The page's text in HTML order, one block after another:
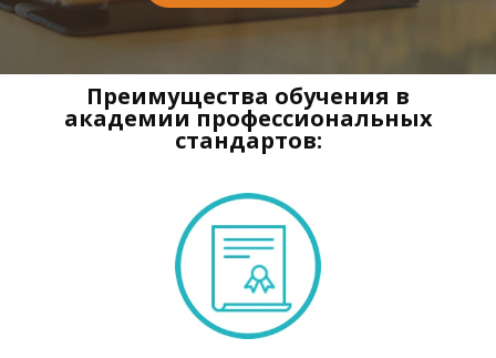
Преимущества обучения в
академии профессиональных
стандартов: